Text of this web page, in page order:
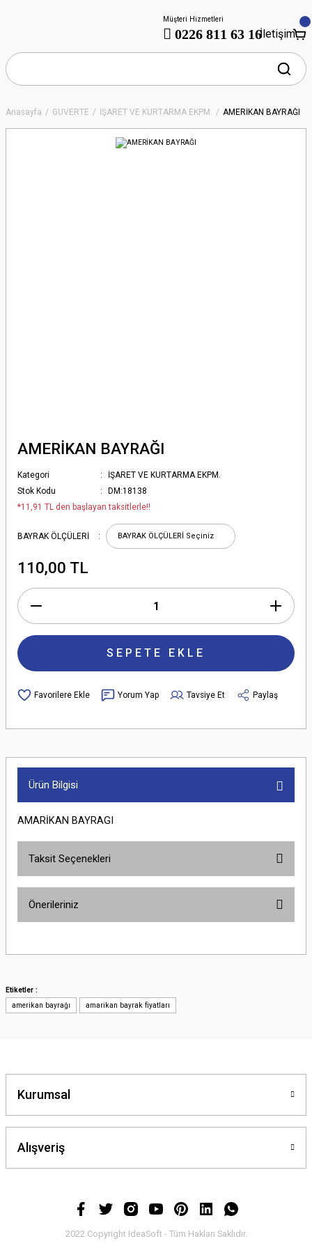
Müşteri Hizmetleri
0226 811 63 16İletişim
Anasayfa GÜVERTE İŞARET VE KURTARMA EKPM. AMERİKAN BAYRAĞI
AMERİKAN BAYRAĞI
Kategori
İŞARET VE KURTARMA EKPM.
Stok Kodu
DM:18138
*11,91 TL den başlayan taksitlerle!!
BAYRAK ÖLÇÜLERİ
110,00 TL
SEPETE EKLE
Yorum Yap Tavsiye Et Paylaş
Ürün Bilgisi
AMARİKAN BAYRAGI
Taksit Seçenekleri
Önerileriniz
yetersiz gördüğünüz noktaları öneri formunu kullanarak tarafımıza
Ürün resmi kalitesiz, bozuk veya görüntülenemiyor.
Ürün fiyatı diğer sitelerden daha pahalı.
Bu ürüne benzer farklı alternatifler olmalı.
Etiketler :
amerikan bayrağı
amarikan bayrak fiyatları
Kurumsal
Alışveriş
2022 Copyright IdeaSoft - Tüm Hakları Saklıdır.